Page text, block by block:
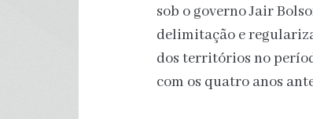
sob o governo Jair
delimitação e
dos territórios no
com os quatro anos